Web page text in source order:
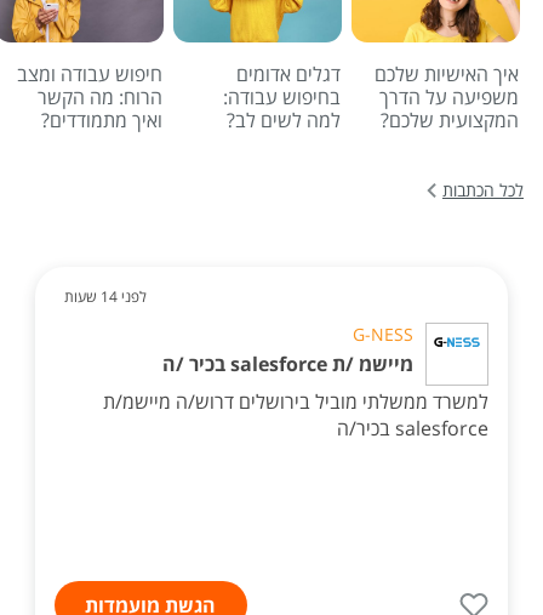
איך האישיות שלכם
משפיעה על הדרך
המקצועית שלכם?
דגלים אדומים
בחיפוש עבודה:
למה לשים לב?
חיפוש עבודה ומצב
הרוח: מה הקשר
ואיך מתמודדים?
לכל הכתבות
לפני 14 שעות
G-NESS
מיישמ /ת salesforce בכיר /ה
למשרד ממשלתי מוביל בירושלים דרוש/ה מיישמ/ת
salesforce בכיר/ה
הגשת מועמדות